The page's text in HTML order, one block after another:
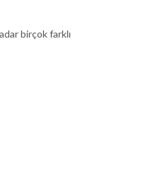
birçok farklı